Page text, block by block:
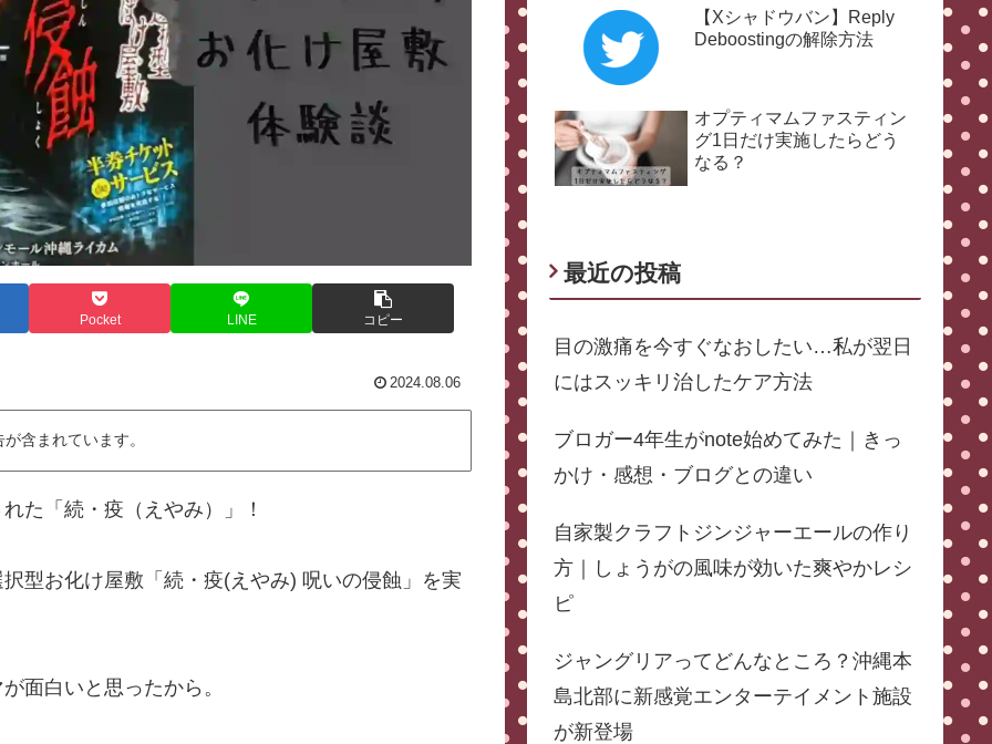
Pocket LINE コピー
2024.08.06
含まれています。
た「続・疫（えやみ）」！
型お化け屋敷「続・疫(えやみ) 呪いの侵蝕」を実
面白いと思ったから。
【Xシャドウバン】Reply
Deboostingの解除方法
オプティマムファスティン
グ1日だけ実施したらどう
なる？
最近の投稿
目の激痛を今すぐなおしたい…私が翌日
にはスッキリ治したケア方法
ブロガー4年生がnote始めてみた｜きっ
かけ・感想・ブログとの違い
自家製クラフトジンジャーエールの作り
方｜しょうがの風味が効いた爽やかレシ
ピ
ジャングリアってどんなところ？沖縄本
島北部に新感覚エンターテイメント施設
が新登場